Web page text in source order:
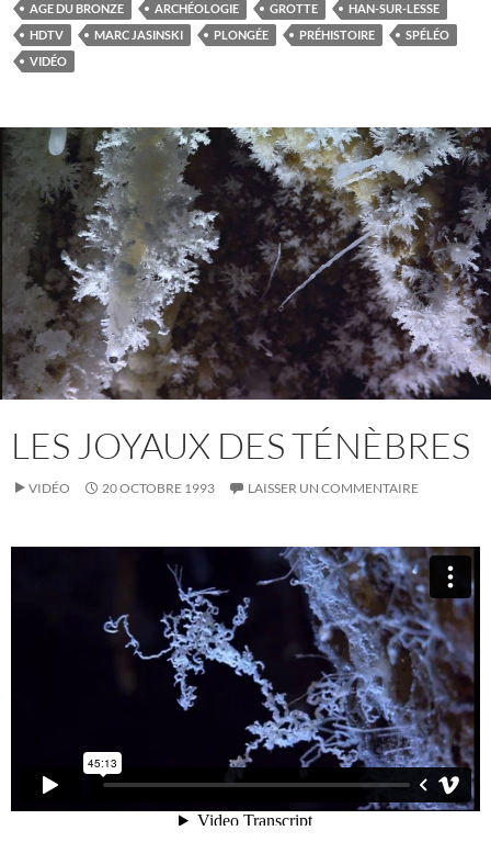
AGE DU BRONZE ARCHÉOLOGIE GROTTE
HAN-SUR-LESSE
HDTV
MARC JASINSKI PLONGÉE PRÉHISTOIRE
SPÉLÉO
VIDÉO
LES JOYAUX DES TÉNÈBRES
VIDÉO 20 OCTOBRE 1993 LAISSER UN COMMENTAIRE